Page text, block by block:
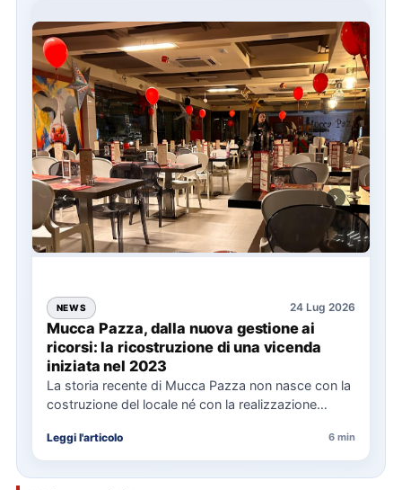
NEWS 24 Lug 2026
Mucca Pazza, dalla nuova gestione ai
ricorsi: la ricostruzione di una vicenda
iniziata nel 2023
La storia recente di Mucca Pazza non nasce con la
costruzione del locale né con la realizzazione
Leggi l'articolo 6 min